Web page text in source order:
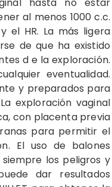
al menos 1000 c.c.
el HR. La más ligera
de que ha existido
d e la exploración.
eventualidad.
y preparados para
exploración vaginal
con placenta previa
para permitir el
El uso de balones
los peligros y
dar resultados